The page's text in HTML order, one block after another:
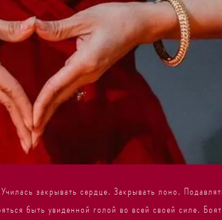
закрывать сердце. Закрывать лоно.
быть увиденной голой во всей своей силе.